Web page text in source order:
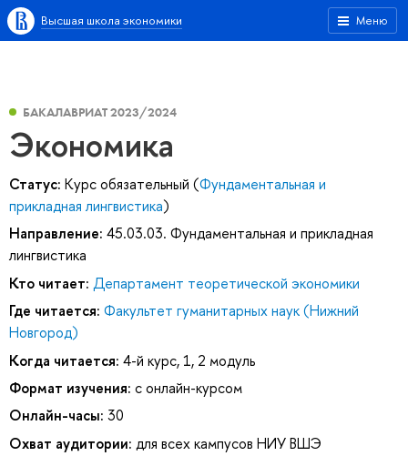
Меню
Высшая школа экономики
БАКАЛАВРИАТ 2023/2024
Экономика
Статус: Курс обязательный (Фундаментальная и
прикладная лингвистика)
Направление: 45.03.03. Фундаментальная и прикладная
лингвистика
Кто читает: Департамент теоретической экономики
Где читается: Факультет гуманитарных наук (Нижний
Новгород)
Когда читается: 4-й курс, 1, 2 модуль
Формат изучения: с онлайн-курсом
Онлайн-часы: 30
Охват аудитории: для всех кампусов НИУ ВШЭ